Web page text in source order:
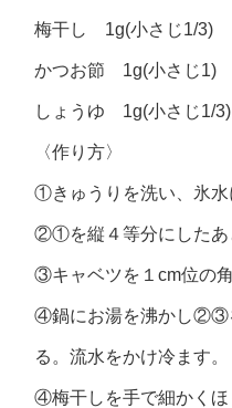
梅干し 1g(小さじ1/3)
かつお節 1g(小さじ1)
しょうゆ 1g(小さじ1/3)
〈作り方〉
①きゅうりを洗い、氷
②①を縦４等分にしたあ
③キャベツを１cm位の角
④鍋にお湯を沸かし②③
る。流水をかけ冷ます。
④梅干しを手で細かくほ